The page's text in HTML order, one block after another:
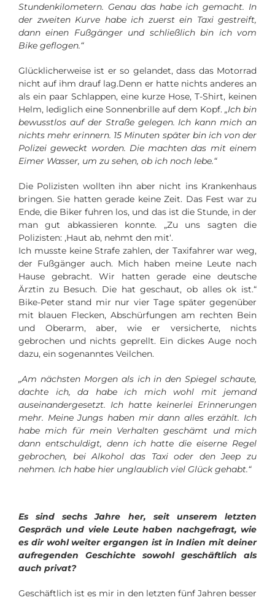
Stundenkilometern. Genau das habe ich gemacht. In
der zweiten Kurve habe ich zuerst ein Taxi gestreift,
dann einen Fußgänger und schließlich bin ich vom
Bike geflogen.“
Glücklicherweise ist er so gelandet, dass das Motorrad
nicht auf ihm drauf lag.Denn er hatte nichts anderes an
als ein paar Schlappen, eine kurze Hose, T-Shirt, keinen
Helm, lediglich eine Sonnenbrille auf dem Kopf. „Ich bin
bewusstlos auf der Straße gelegen. Ich kann mich an
nichts mehr erinnern. 15 Minuten später bin ich von der
Polizei geweckt worden. Die machten das mit einem
Eimer Wasser, um zu sehen, ob ich noch lebe.“
Die Polizisten wollten ihn aber nicht ins Krankenhaus
bringen. Sie hatten gerade keine Zeit. Das Fest war zu
Ende, die Biker fuhren los, und das ist die Stunde, in der
man gut abkassieren konnte. „Zu uns sagten die
Polizisten: ‚Haut ab, nehmt den mit‘.
Ich musste keine Strafe zahlen, der Taxifahrer war weg,
der Fußgänger auch. Mich haben meine Leute nach
Hause gebracht. Wir hatten gerade eine deutsche
Ärztin zu Besuch. Die hat geschaut, ob alles ok ist.“
Bike-Peter stand mir nur vier Tage später gegenüber
mit blauen Flecken, Abschürfungen am rechten Bein
und Oberarm, aber, wie er versicherte, nichts
gebrochen und nichts geprellt. Ein dickes Auge noch
dazu, ein sogenanntes Veilchen.
„Am nächsten Morgen als ich in den Spiegel schaute,
dachte ich, da habe ich mich wohl mit jemand
auseinandergesetzt. Ich hatte keinerlei Erinnerungen
mehr. Meine Jungs haben mir dann alles erzählt. Ich
habe mich für mein Verhalten geschämt und mich
dann entschuldigt, denn ich hatte die eiserne Regel
gebrochen, bei Alkohol das Taxi oder den Jeep zu
nehmen. Ich habe hier unglaublich viel Glück gehabt.“
Es sind sechs Jahre her, seit unserem letzten
Gespräch und viele Leute haben nachgefragt, wie
es dir wohl weiter ergangen ist in Indien mit deiner
aufregenden Geschichte sowohl geschäftlich als
auch privat?
Geschäftlich ist es mir in den letzten fünf Jahren besser